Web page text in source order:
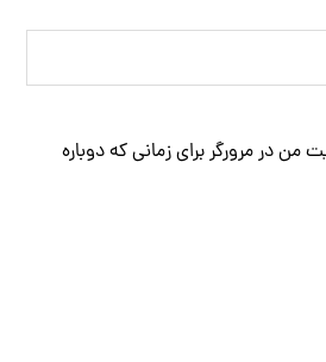
من در مرورگر برای زمانی که دوباره